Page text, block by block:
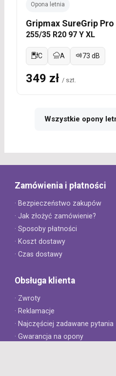
Opona letnia
Gripmax SureGrip
255/35 R20 97 Y XL
C A 73 dB
349 zł / szt.
Wszystkie opony
Zamówienia i płatności
· Bezpieczeństwo zakupów
· Jak złożyć zamówienie?
· Sposoby płatności
· Koszt dostawy
· Czas dostawy
Obsługa klienta
· Zwroty
· Reklamacje
· Najczęściej zadawane pytania
· Gwarancja na opony